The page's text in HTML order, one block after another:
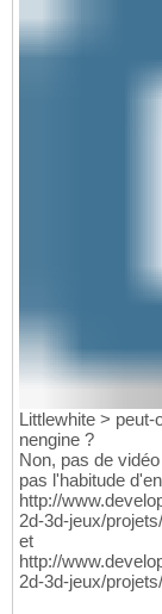
Littlewhite >
nengine ?
Non, pas de
pas l'habitude
http://
2d-3d-jeux/
et
http://
2d-3d-jeux/